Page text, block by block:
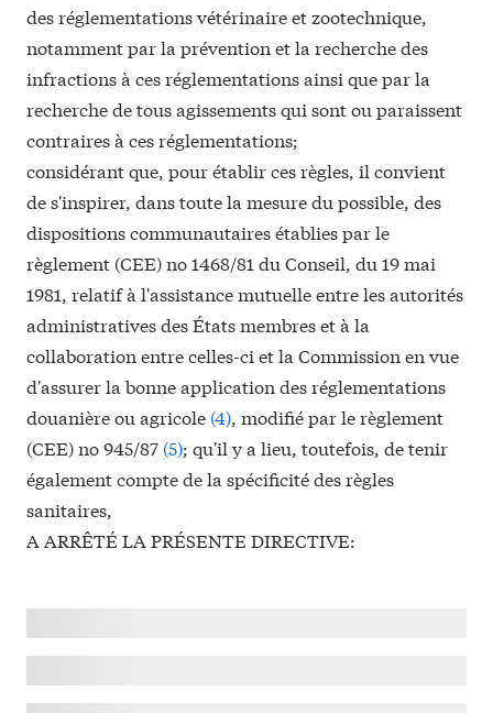
des réglementations vétérinaire et zootechnique,
notamment par la prévention et la recherche des
infractions à ces réglementations ainsi que par la
recherche de tous agissements qui sont ou paraissent
contraires à ces réglementations;
considérant que, pour établir ces règles, il convient
de s'inspirer, dans toute la mesure du possible, des
dispositions communautaires établies par le
règlement (CEE) no1468/81 du Conseil, du 19 mai
1981, relatif à l'assistance mutuelle entre les autorités
administratives des États membres et à la
collaboration entre celles-ci et la Commission en vue
d'assurer la bonne application des réglementations
douanière ou agricole (4), modifié par le règlement
(CEE) no945/87 (5); qu'il y a lieu, toutefois, de tenir
également compte de la spécificité des règles
sanitaires,
A ARRÊTÉ LA PRÉSENTE DIRECTIVE: